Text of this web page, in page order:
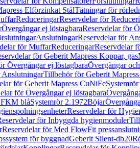
Elförzinkat StålTätningar för
ReduceringarReservdelar för
Övergångar ej löstagbaraReservdelar för
AnslutningarReservdelar för
för MuffarReduceringarReservdelar
för Geberit Mapress Koppar, gas
Övergångar ej löstagbaraÖvergångar
AnslutningarTillbehör för Geberit
för Geberit Mapress CuNiFe
för Övergångar ej löstagbara
blåSystemrör 2.1972Böjar
Reservdelar för
för Inbyggda hygienmoduler
Reservdelar för Med FlowFit
för byggnadGeberit Silent-db20